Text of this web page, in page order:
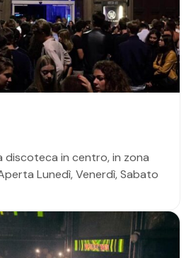
discoteca in centro, in zona
Lunedì, Venerdì, Sabato